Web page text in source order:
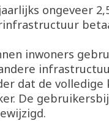
ongeveer
inwoners
dat de
De